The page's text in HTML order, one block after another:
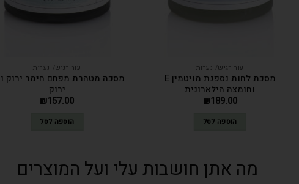
עור רגיש/ נערות
מסכת לחות נספגת מויטמין E
וחומצה הילארונית
₪189.00
הוספה לסל
עור רגיש/ נערות
מסכה מטהרת מפחם חימר ירוק
ירוק
₪157.00
הוספה לסל
מה אתן חושבות עלי ועל המוצרים